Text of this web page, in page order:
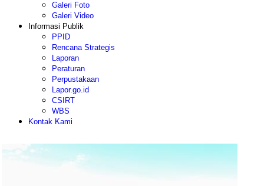
Galeri Foto
Galeri Video
Informasi Publik
PPID
Rencana Strategis
Laporan
Peraturan
Perpustakaan
Lapor.go.id
CSIRT
WBS
Kontak Kami